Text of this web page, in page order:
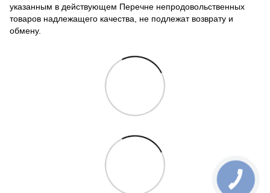
указанным в действующем Перечне непродовольственных
товаров надлежащего качества, не подлежат возврату и
обмену.